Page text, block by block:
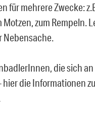
für mehrere Zwecke:
Motzen, zum Rempeln.
Nebensache.
die sich
hier die Informationen